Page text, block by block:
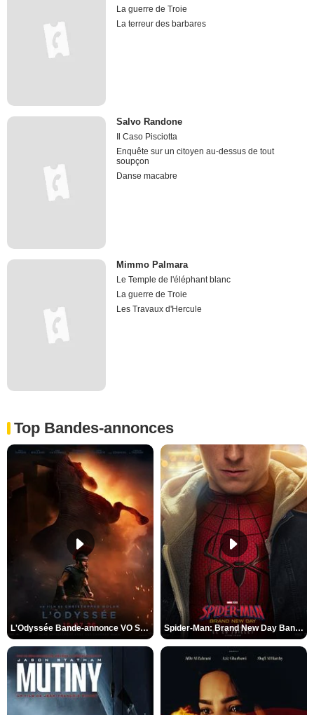
La guerre de Troie
La terreur des barbares
Salvo Randone
Il Caso Pisciotta
Enquête sur un citoyen au-dessus de tout
soupçon
Danse macabre
Mimmo Palmara
Le Temple de l'éléphant blanc
La guerre de Troie
Les Travaux d'Hercule
Top Bandes-annonces
L'Odyssée Bande-annonce VO STFR Spider-Man: Brand New Day Bande-annonce VO STFR